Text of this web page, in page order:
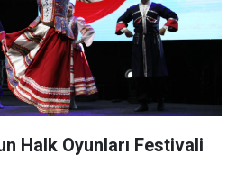
Halk Oyunları Festivali